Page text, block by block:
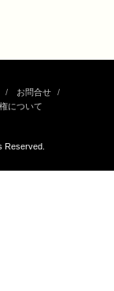
お問合せ
について
Reserved.